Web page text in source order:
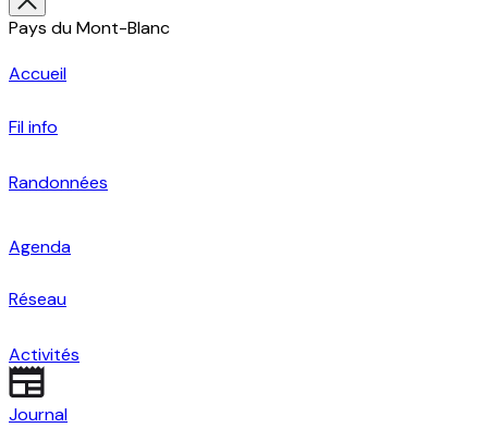
Pays du Mont-Blanc
Accueil
Fil info
Randonnées
Agenda
Réseau
Activités
Journal